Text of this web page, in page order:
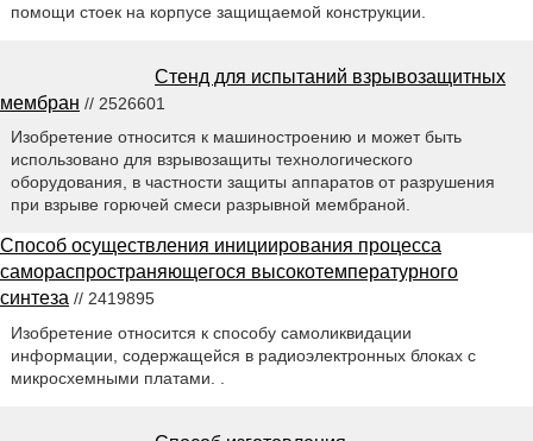
помощи стоек на корпусе защищаемой конструкции.
Стенд для испытаний взрывозащитных
мембран // 2526601
Изобретение относится к машиностроению и может быть
использовано для взрывозащиты технологического
оборудования, в частности защиты аппаратов от разрушения
при взрыве горючей смеси разрывной мембраной.
Способ осуществления инициирования процесса
самораспространяющегося высокотемпературного
синтеза // 2419895
Изобретение относится к способу самоликвидации
информации, содержащейся в радиоэлектронных блоках с
микросхемными платами. .